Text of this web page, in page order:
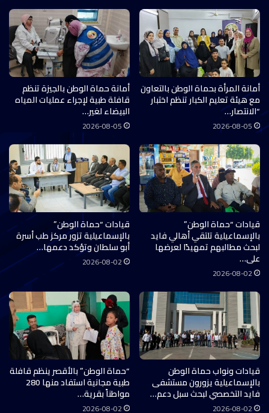
أمانة المرأة بحماة الوطن بالتعاون
مع هيئة تعليم الكبار تنظم اختبار
“الانتصار…
2026-08-05
أمانة حماة الوطن بالجيزة تنظم
قافلة طبية لإجراء عمليات المياه
البيضاء لغير…
2026-08-05
قيادات “حماة الوطن”
بالإسماعيلية تلتقي أهالي فايد
لبحث مطالبهم تمهيدًا لعرضها
على…
2026-08-02
قيادات “حماة الوطن”
بالإسماعيلية تزور مركز طب أسرة
أبو سلطان وتؤكد دعمها…
2026-08-02
قيادات ونواب حماة الوطن
بالإسماعيلية يزورون مستشفى
فايد التخصصي لبحث سبل دعم…
2026-08-02
“حماة الوطن” بالأقصر ينظم قافلة
طبية مجانية استفاد منها 280
مواطناً بقرية…
2026-08-02